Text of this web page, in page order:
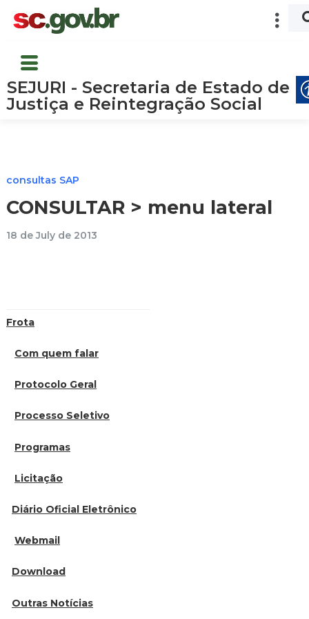
SEJURI - Secretaria de Estado de
Justiça e Reintegração Social
consultas SAP
CONSULTAR > menu lateral
18 de July de 2013
Frota
Com quem falar
Protocolo Geral
Processo Seletivo
Programas
Licitação
Diário Oficial Eletrônico
Webmail
Download
Outras Notícias